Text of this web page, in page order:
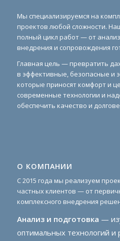
Мы специализируемся на
проектов любой сложности.
полный цикл работ — от
внедрения и сопровождения
Главная цель — превратить
в эффективные, безопасные и
которые приносят комфорт и
современные технологии и
обеспечить качество и
О КОМПАНИИ
С 2015 года мы реализуем
частных клиентов — от
комплексного внедрения
Анализ и подготовка —
оптимальных технологий